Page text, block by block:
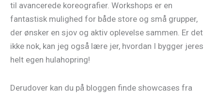
til avancerede koreografier. Workshops er en
fantastisk mulighed for både store og små grupper,
der ønsker en sjov og aktiv oplevelse sammen. Er det
ikke nok, kan jeg også lære jer, hvordan I bygger jeres
helt egen hulahopring!
Derudover kan du på bloggen finde showcases fra